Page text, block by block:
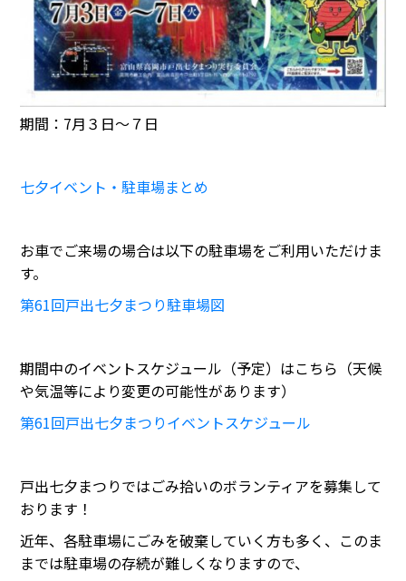
期間：7月３日～７日
七夕イベント・駐車場まとめ
お車でご来場の場合は以下の駐車場をご利用いただけま
す。
第61回戸出七夕まつり駐車場図
期間中のイベントスケジュール（予定）はこちら（天候
や気温等により変更の可能性があります）
第61回戸出七夕まつりイベントスケジュール
戸出七夕まつりではごみ拾いのボランティアを募集して
おります！
近年、各駐車場にごみを破棄していく方も多く、このま
までは駐車場の存続が難しくなりますので、